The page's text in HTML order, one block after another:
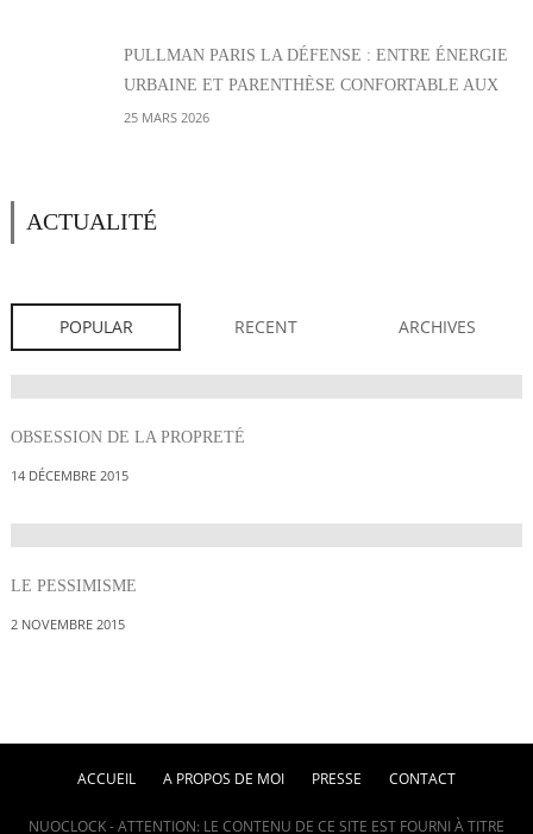
PULLMAN PARIS LA DÉFENSE : ENTRE ÉNERGIE
URBAINE ET PARENTHÈSE CONFORTABLE AUX
PORTES DE PARIS
25 MARS 2026
ACTUALITÉ
POPULAR RECENT ARCHIVES
OBSESSION DE LA PROPRETÉ
14 DÉCEMBRE 2015
LE PESSIMISME
2 NOVEMBRE 2015
ACCUEIL A PROPOS DE MOI PRESSE CONTACT
NUOCLOCK - ATTENTION: LE CONTENU DE CE SITE EST FOURNI À TITRE